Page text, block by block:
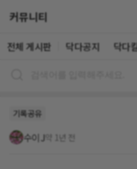
커뮤니티
전체 게시판 닥다공지 닥다
기록공유
수이J 약 1년 전